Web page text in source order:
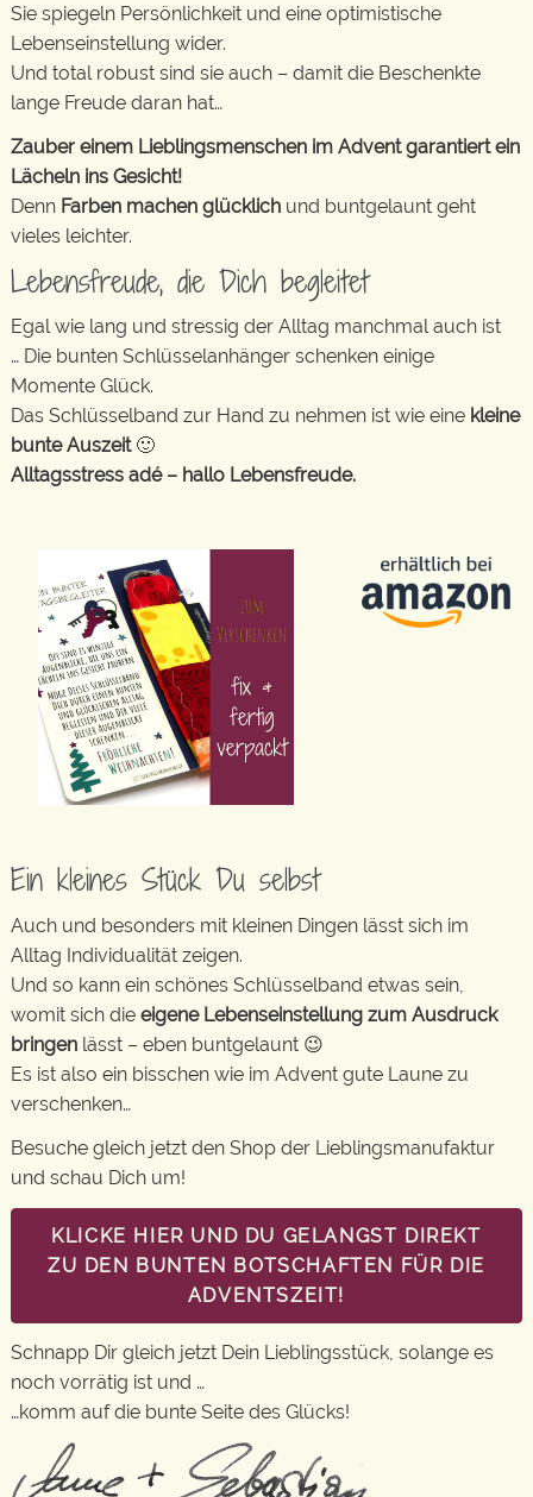
Sie spiegeln Persönlichkeit und eine optimistische
Lebenseinstellung wider.
Und total robust sind sie auch – damit die Beschenkte
lange Freude daran hat…
Zauber einem Lieblingsmenschen im Advent garantiert ein
Lächeln ins Gesicht!
Denn Farben machen glücklich und buntgelaunt geht
vieles leichter.
Lebensfreude, die Dich begleitet
Egal wie lang und stressig der Alltag manchmal auch ist
… Die bunten Schlüsselanhänger schenken einige
Momente Glück.
Das Schlüsselband zur Hand zu nehmen ist wie eine kleine
bunte Auszeit🙂
Alltagsstress adé – hallo Lebensfreude.
Ein kleines Stück Du selbst
Auch und besonders mit kleinen Dingen lässt sich im
Alltag Individualität zeigen.
Und so kann ein schönes Schlüsselband etwas sein,
womit sich die eigene Lebenseinstellung zum Ausdruck
bringen lässt – eben buntgelaunt 😉
Es ist also ein bisschen wie im Advent gute Laune zu
verschenken…
Besuche gleich jetzt den Shop der Lieblingsmanufaktur
und schau Dich um!
KLICKE HIER UND DU GELANGST DIREKT
ZU DEN BUNTEN BOTSCHAFTEN FÜR DIE
ADVENTSZEIT!
Schnapp Dir gleich jetzt Dein Lieblingsstück, solange es
noch vorrätig ist und …
…komm auf die bunte Seite des Glücks!